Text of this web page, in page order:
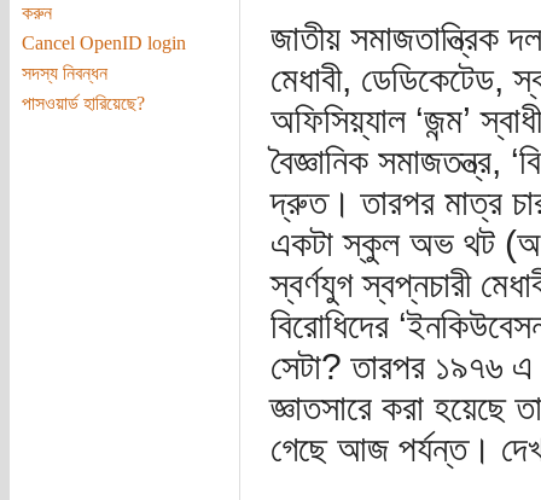
করুন
Cancel OpenID login
সদস্য নিবন্ধন
পাসওয়ার্ড হারিয়েছে?
জাতীয় সমাজতান্ত্রিক
মেধাবী, ডেডিকেটেড,
অফিসিয়্যাল ‘জন্ম’
বৈজ্ঞানিক সমাজতন্ত্র,
দ্রুত। তারপর মাত্র
একটা স্কুল অভ থট
স্বর্ণযুগ স্বপ্নচারী
বিরোধিদের
সেটা? তারপর ১৯৭৬ এ
জ্ঞাতসারে করা হয়েছে
গেছে আজ পর্যন্ত।